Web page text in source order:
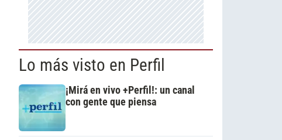
Lo más visto en Perfil
¡Mirá en vivo +Perfil!: un canal
con gente que piensa